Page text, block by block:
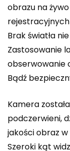
obrazu na
Brak światła
Zastosowanie
obserwowanie
Bądź
Kamera
podczerwieni,
jakości obraz
Szeroki kąt